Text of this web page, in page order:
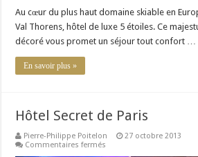
Au cœur du plus haut domaine skiable en
Val Thorens, hôtel de luxe 5 étoiles. Ce
décoré vous promet un séjour tout confort …
En savoir plus »
Hôtel Secret de Paris
Pierre-Philippe Poitelon
27 octobre 2013
Commentaires fermés